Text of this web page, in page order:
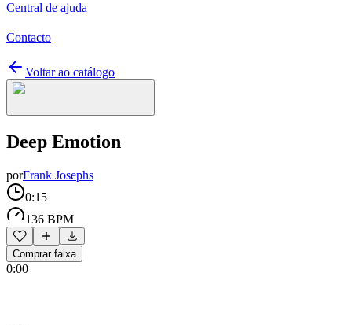
Central de ajuda
Contacto
Voltar ao catálogo
Deep Emotion
porFrank Josephs
0:15
136 BPM
Comprar faixa
0:00